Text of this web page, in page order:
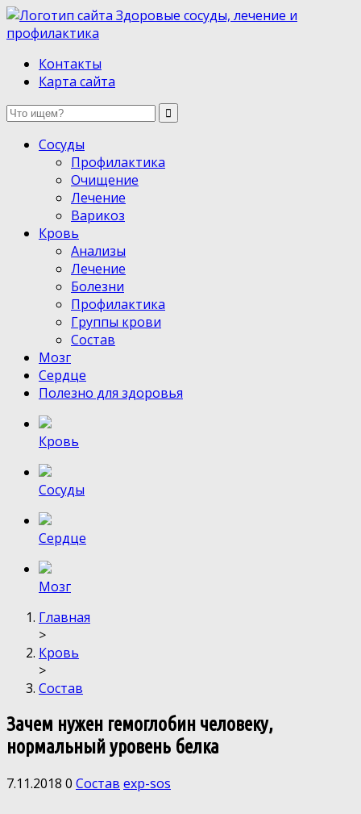
Здоровые сосуды, лечение и профилактика
Контакты
Карта сайта
Сосуды
Профилактика
Очищение
Лечение
Варикоз
Кровь
Анализы
Лечение
Болезни
Профилактика
Группы крови
Состав
Мозг
Сердце
Полезно для здоровья
Кровь
Сосуды
Сердце
Мозг
Главная
>
Кровь
>
Состав
Зачем нужен гемоглобин человеку,
нормальный уровень белка
7.11.2018 0 Состав exp-sos